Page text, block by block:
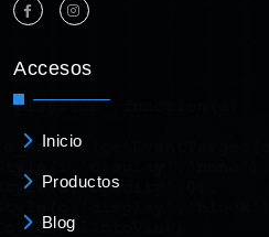
Accesos
Inicio
Productos
Blog